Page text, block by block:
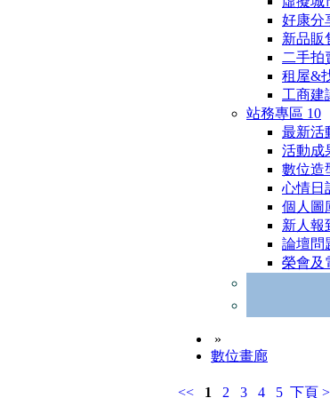
好康分
新品販
二手拍
租屋&
工商建
站務專區 10
最新活
活動成
數位造
心情日
個人圖
新人報
論壇問
榮會及
»
數位畫廊
<< 1 2 3 4 5 下頁